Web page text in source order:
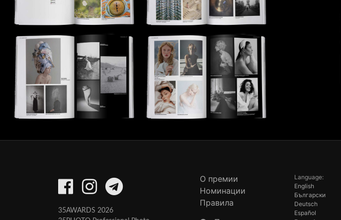
35AWARDS 2026
О премии
Номинации
Правила
Language:
English
Български
Deutsch
Español